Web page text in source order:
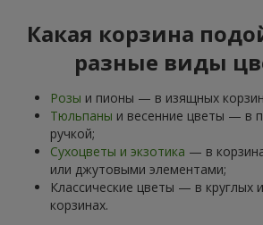
Какая корзина
разные виды
Розы и пионы — в изящных
Тюльпаны и весенние цветы — в
ручкой;
Сухоцветы и экзотика — в
или джутовыми элементами;
Классические цветы — в круглых
корзинах.